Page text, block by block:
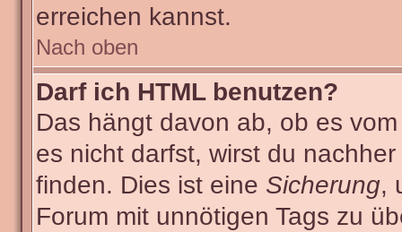
erreichen kannst.
Nach oben
Darf ich HTML benutzen?
Das hängt davon ab, ob es
es nicht darfst, wirst du
finden. Dies ist eine Sicherung,
Forum mit unnötigen Tags zu